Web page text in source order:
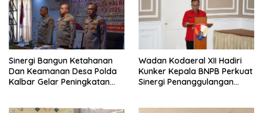
Sinergi Bangun Ketahanan
Dan Keamanan Desa Polda
Kalbar Gelar Peningkatan
Wadan Kodaeral XII Hadiri
Kunker Kepala BNPB Perkuat
Sinergi Penanggulangan